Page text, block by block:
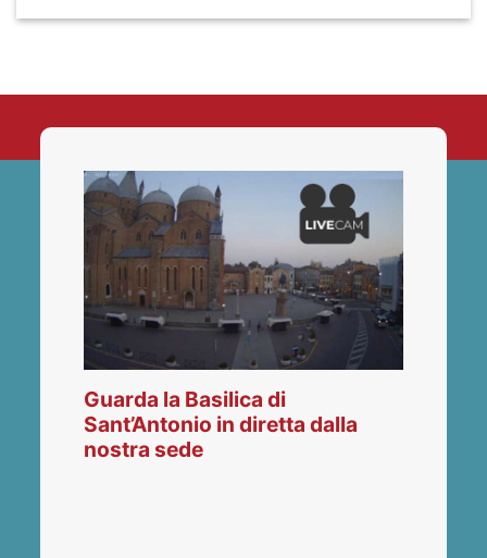
Guarda la Basilica di
Sant’Antonio in diretta dalla
nostra sede